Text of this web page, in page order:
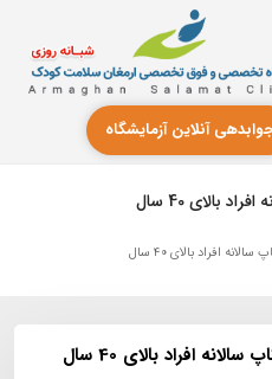
آنلاین آزمایشگاه
بالای 40 سال
افراد بالای 40 سال
افراد بالای 40 سال